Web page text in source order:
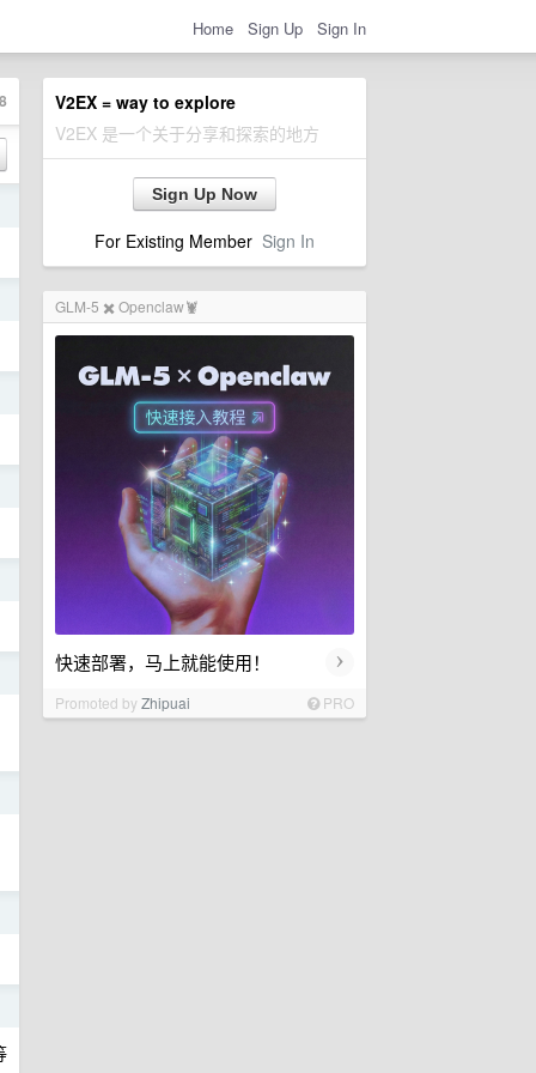
Home Sign Up Sign In
V2EX = way to explore
V2EX 是一个关于分享和探索的地方
Sign Up Now
For Existing Member Sign In
GLM-5 ✖️ Openclaw🦞
快速部署，马上就能使用！ ›
Promoted byZhipuai PRO